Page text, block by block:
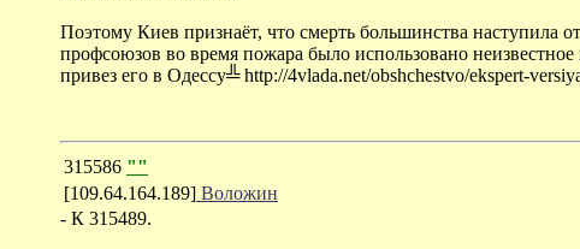
Поэтому Киев признаёт, что смерть большинства
профсоюзов во время пожара было использовано
привез его в Одессу╩ http://4vlada.net/obshchestvo/ekspert-
315586 ""
[109.64.164.189] Воложин
- К 315489.